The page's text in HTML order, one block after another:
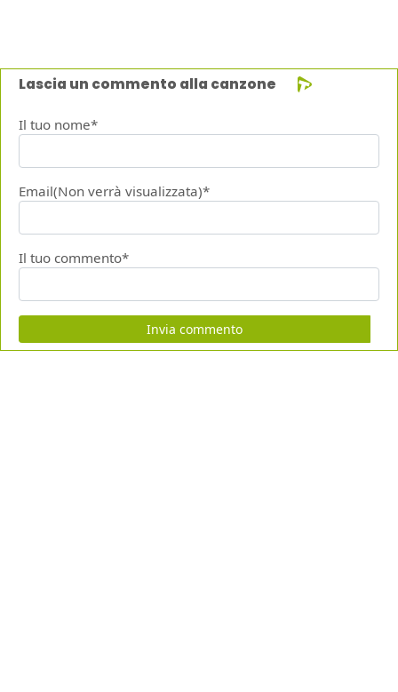
Lascia un commento alla canzone
Il tuo nome*
Email(Non verrà visualizzata)*
Il tuo commento*
Invia commento